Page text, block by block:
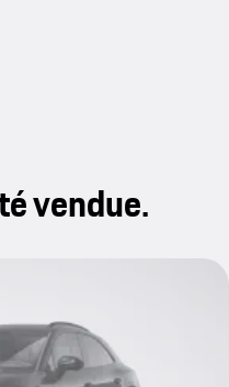
vendue.